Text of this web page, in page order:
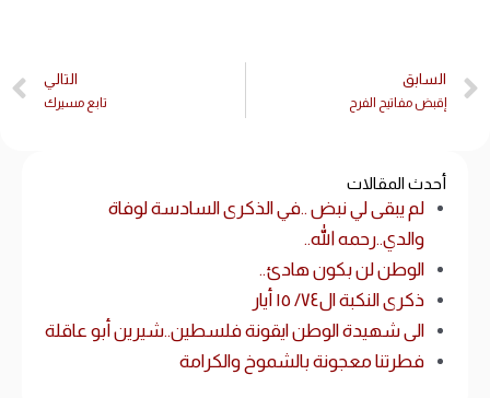
أحدث المقالات
لم يبقى لي نبض ..في الذكرى السادسة لوفاة
والدي..رحمه الله..
الوطن لن بكون هادئ..
ذكرى النكبة ال٧٤/ ١٥ أيار
الى شهيدة الوطن ايقونة فلسطين..شيرين أبو عاقلة
فطرتنا معجونة بالشموخ والكرامة
السابق
إقبض مفاتيح الفرح
التالي
تابع مسيرك